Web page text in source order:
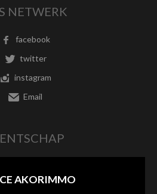
NETWERK
facebook
twitter
instagram
Email
AKORIMMO